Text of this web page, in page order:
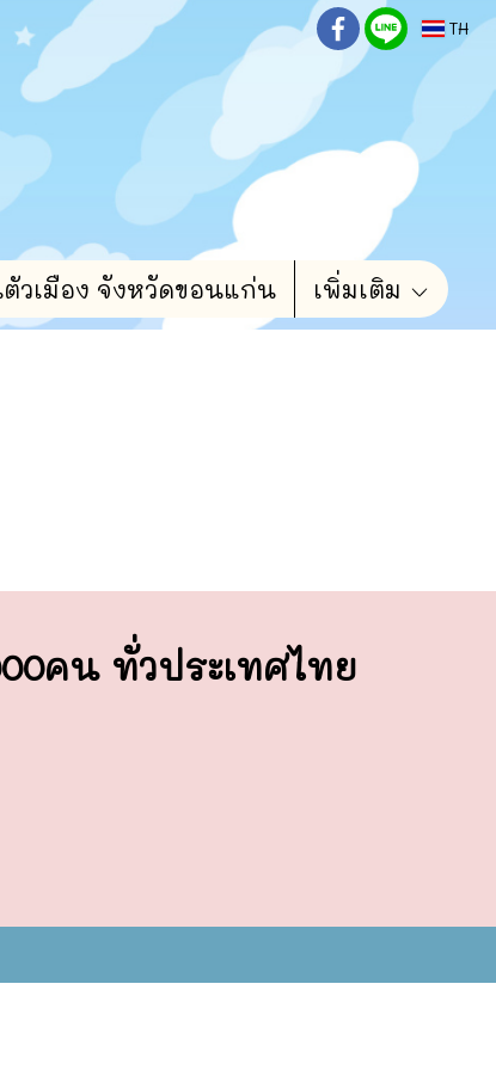
TH
วเมือง จังหวัดขอนแก่น เพิ่มเติม
คน ทั่วประเทศไทย